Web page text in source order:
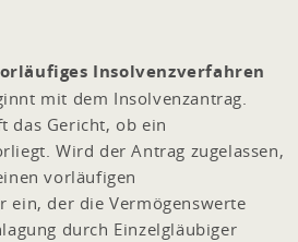
Insolvenzverfahren
mit dem Insolvenzantrag.
das Gericht, ob ein
Wird der Antrag zugelassen,
vorläufigen
ein, der die Vermögenswerte
durch Einzelgläubiger